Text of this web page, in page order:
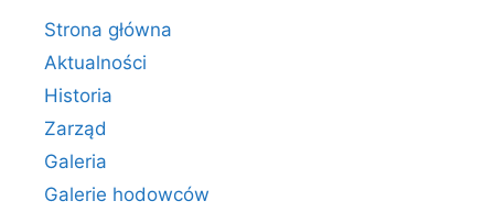
Strona główna
Aktualności
Historia
Zarząd
Galeria
Galerie hodowców